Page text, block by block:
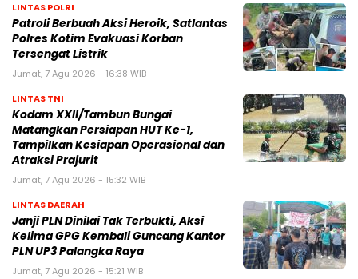
LINTAS POLRI
Patroli Berbuah Aksi Heroik, Satlantas
Polres Kotim Evakuasi Korban
Tersengat Listrik
Jumat, 7 Agu 2026 - 16:38 WIB
LINTAS TNI
Kodam XXII/Tambun Bungai
Matangkan Persiapan HUT Ke-1,
Tampilkan Kesiapan Operasional dan
Atraksi Prajurit
Jumat, 7 Agu 2026 - 15:32 WIB
LINTAS DAERAH
Janji PLN Dinilai Tak Terbukti, Aksi
Kelima GPG Kembali Guncang Kantor
PLN UP3 Palangka Raya
Jumat, 7 Agu 2026 - 15:21 WIB